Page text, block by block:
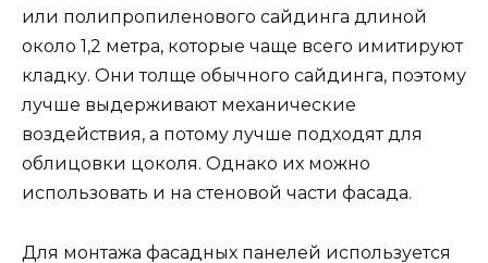
или полипропиленового сайдинга длиной
около 1,2 метра, которые чаще всего имитируют
кладку. Они толще обычного сайдинга, поэтому
лучше выдерживают механические
воздействия, а потому лучше подходят для
облицовки цоколя. Однако их можно
использовать и на стеновой части фасада.
Для монтажа фасадных панелей используется